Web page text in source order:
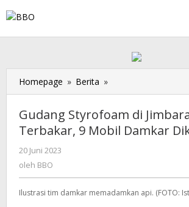
ke
Homepage » Berita »
Styrofoam
Jimbaran
Terbakar,
Gudang Styrofoam di
Terbakar, 9 Mobil Damkar
20 Juni 2023
oleh BBO
Ilustrasi tim damkar memadamkan api. (FOTO: